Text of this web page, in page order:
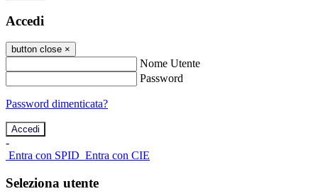
Accedi
button close ×
Nome Utente
Password
Password dimenticata?
-
Entra con SPID Entra con CIE
Seleziona utente